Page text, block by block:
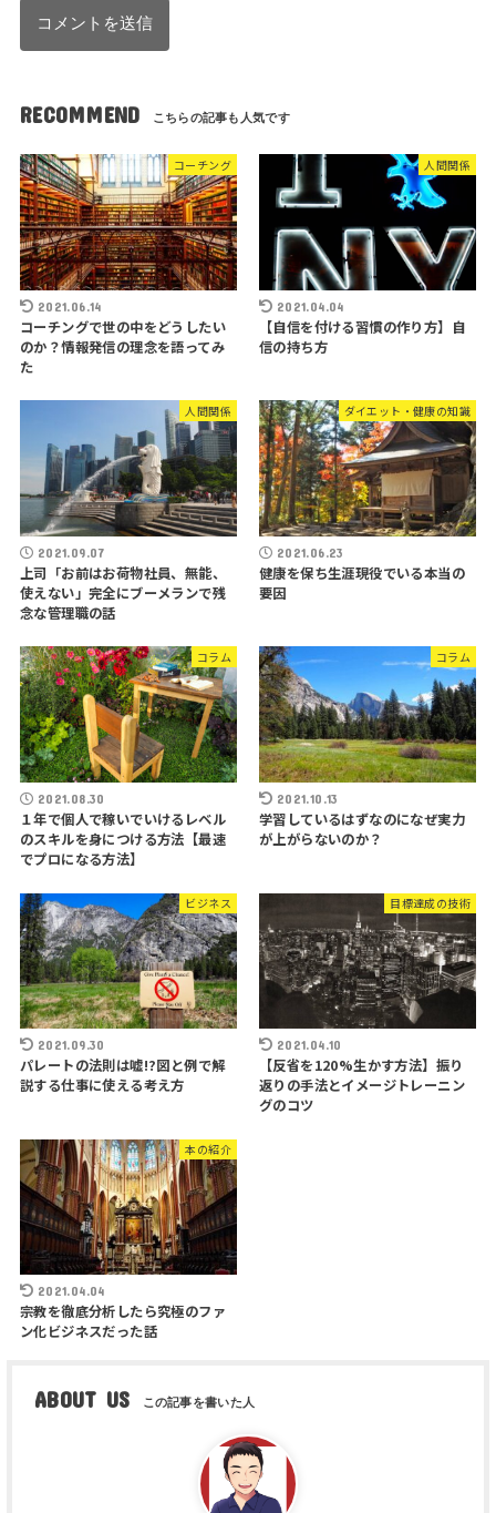
RECOMMEND
コーチング
2021.06.14
コーチングで世の中をどうしたい
のか？情報発信の理念を語ってみ
た
人間関係
2021.04.04
【自信を付ける習慣の作り方】自
信の持ち方
人間関係
2021.09.07
上司「お前はお荷物社員、無能、
使えない」完全にブーメランで残
念な管理職の話
ダイエット・健康の知識
2021.06.23
健康を保ち生涯現役でいる本当の
要因
コラム
2021.08.30
１年で個人で稼いでいけるレベル
のスキルを身につける方法【最速
でプロになる方法】
コラム
2021.10.13
学習しているはずなのになぜ実力
が上がらないのか？
ビジネス
2021.09.30
パレートの法則は嘘!?図と例で解
説する仕事に使える考え方
目標達成の技術
2021.04.10
【反省を120%生かす方法】振り
返りの手法とイメージトレーニン
グのコツ
本の紹介
2021.04.04
宗教を徹底分析したら究極のファ
ン化ビジネスだった話
ABOUT US